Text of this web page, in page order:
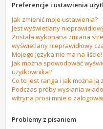
Preferencje i ustawienia
Jak zmienić moje ustawienia?
Jest wyświetlany
Została wykonana zmiana
wyświetlany nieprawidłowy
Mojego języka nie ma na liście!
Jak można spowodować
użytkownika?
Co to jest ranga i jak można ją
Podczas próby wysłania
witryna prosi mnie o
Problemy z pisaniem